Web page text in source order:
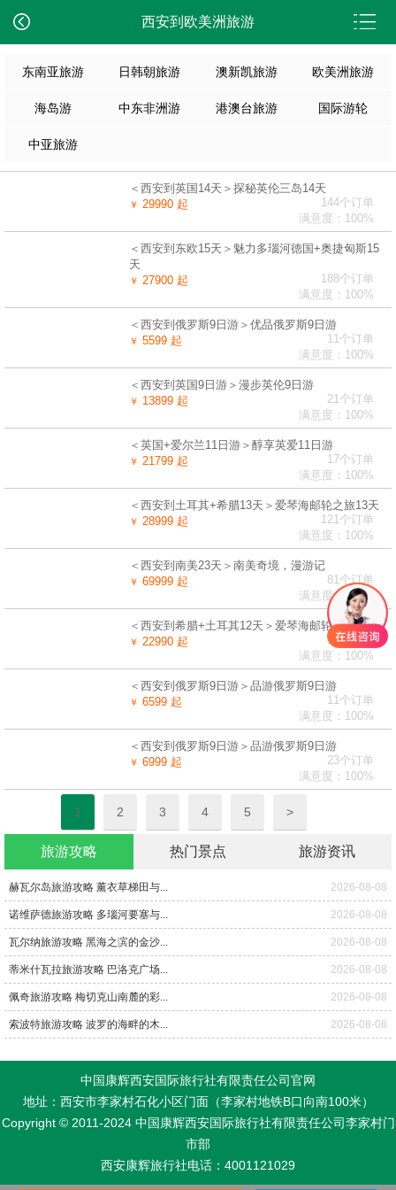
西安到欧美洲旅游
东南亚旅游 日韩朝旅游 澳新凯旅游 欧美洲旅游
海岛游 中东非洲游 港澳台旅游 国际游轮
中亚旅游
＜西安到英国14天＞探秘英伦三岛14天
￥ 29990 起
144个订单
满意度：100%
＜西安到东欧15天＞魅力多瑙河德国+奥捷匈斯15
天
￥ 27900 起
188个订单
满意度：100%
＜西安到俄罗斯9日游＞优品俄罗斯9日游
￥ 5599 起
11个订单
满意度：100%
＜西安到英国9日游＞漫步英伦9日游
￥ 13899 起
21个订单
满意度：100%
＜英国+爱尔兰11日游＞醇享英爱11日游
￥ 21799 起
17个订单
满意度：100%
＜西安到土耳其+希腊13天＞爱琴海邮轮之旅13天
￥ 28999 起
121个订单
满意度：100%
＜西安到南美23天＞南美奇境，漫游记
￥ 69999 起
81个订单
满意度：100%
＜西安到希腊+土耳其12天＞爱琴海邮轮之旅12天
￥ 22990 起
18个订单
满意度：100%
＜西安到俄罗斯9日游＞品游俄罗斯9日游
￥ 6599 起
11个订单
满意度：100%
＜西安到俄罗斯9日游＞品游俄罗斯9日游
￥ 6999 起
23个订单
满意度：100%
1 2 3 4 5 >
旅游攻略 热门景点 旅游资讯
赫瓦尔岛旅游攻略 薰衣草梯田与... 2026-08-08
诺维萨德旅游攻略 多瑙河要塞与... 2026-08-08
瓦尔纳旅游攻略 黑海之滨的金沙... 2026-08-08
蒂米什瓦拉旅游攻略 巴洛克广场... 2026-08-08
佩奇旅游攻略 梅切克山南麓的彩... 2026-08-08
索波特旅游攻略 波罗的海畔的木... 2026-08-08
中国康辉西安国际旅行社有限责任公司官网
地址：西安市李家村石化小区门面（李家村地铁B口向南100米）
Copyright © 2011-2024 中国康辉西安国际旅行社有限责任公司李家村门
市部
西安康辉旅行社电话：4001121029